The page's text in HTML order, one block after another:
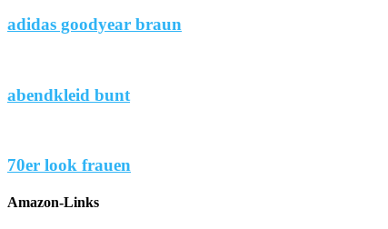
adidas goodyear braun
abendkleid bunt
70er look frauen
Amazon-Links